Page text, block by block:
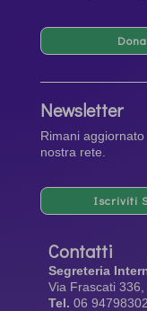
Newsletter
Rimani
nostra rete.
Iscriviti
Contatti
Segreteria
Via Frascati
Tel. 06 94798302